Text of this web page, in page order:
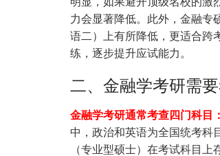
力会显著降低。此外，金融专
语二）上有所降低，更适合跨
练，逐步提升应试能力。
二、金融学考研需
金融学考研通常考查四门科目
中，政治和英语为全国统考科
（专业型硕士）在考试科目